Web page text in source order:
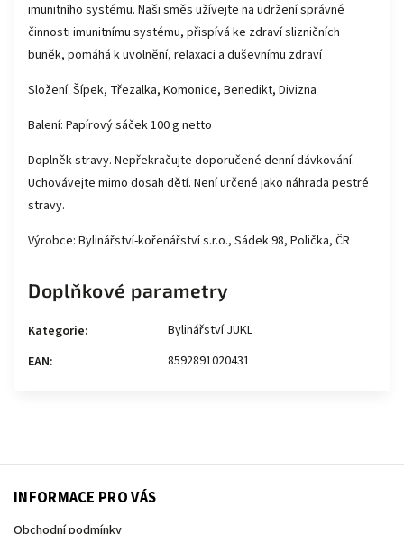
imunitního systému. Naši směs užívejte na udržení správné
činnosti imunitnímu systému, přispívá ke zdraví slizničních
buněk, pomáhá k uvolnění, relaxaci a duševnímu zdraví
Složení: Šípek, Třezalka, Komonice, Benedikt, Divizna
Balení: Papírový sáček 100 g netto
Doplněk stravy. Nepřekračujte doporučené denní dávkování.
Uchovávejte mimo dosah dětí. Není určené jako náhrada pestré
stravy.
Výrobce: Bylinářství-kořenářství s.r.o., Sádek 98, Polička, ČR
Doplňkové parametry
Kategorie:
Bylinářství JUKL
EAN: 8592891020431
INFORMACE PRO VÁS
Obchodní podmínky